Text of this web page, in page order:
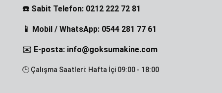
☎️ Sabit Telefon: 0212 222 72 81
📱 Mobil / WhatsApp: 0544 281 77 61
✉️ E-posta: info@goksumakine.com
🕒 Çalışma Saatleri: Hafta İçi 09:00 - 18:00